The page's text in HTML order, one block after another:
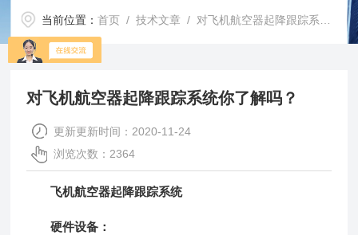
当前位置：首页 /技术文章 / 对飞机航空器起降跟踪系统你了解吗？
对飞机航空器起降跟踪系统你了解吗？
更新更新时间：2020-11-24
浏览次数：2364
飞机航空器起降跟踪系统
硬件设备：